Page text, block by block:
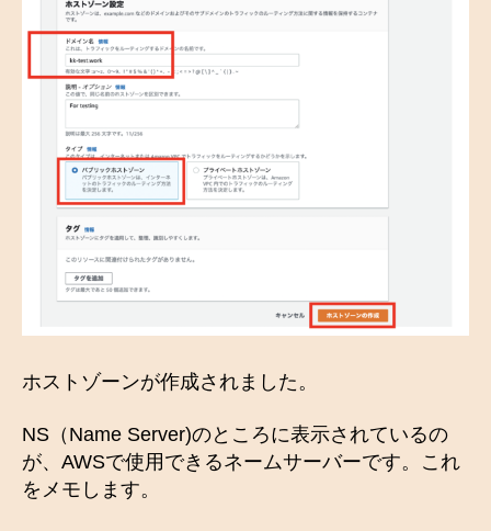
ホストゾーンが作成されました。
NS（Name Server)のところに表示されているの
が、AWSで使用できるネームサーバーです。これ
をメモします。